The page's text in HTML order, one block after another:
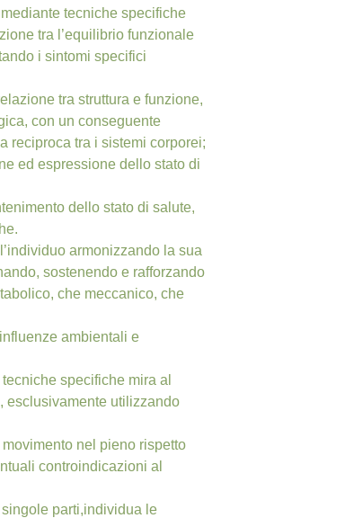
tecniche specifiche
tra l’equilibrio funzionale
i sintomi specifici
tra struttura e funzione,
con un conseguente
reciproca tra i sistemi corporei;
ed espressione dello stato di
dello stato di salute,
armonizzando la sua
sostenendo e rafforzando
che meccanico, che
ambientali e
specifiche mira al
esclusivamente utilizzando
nel pieno rispetto
controindicazioni al
parti,individua le